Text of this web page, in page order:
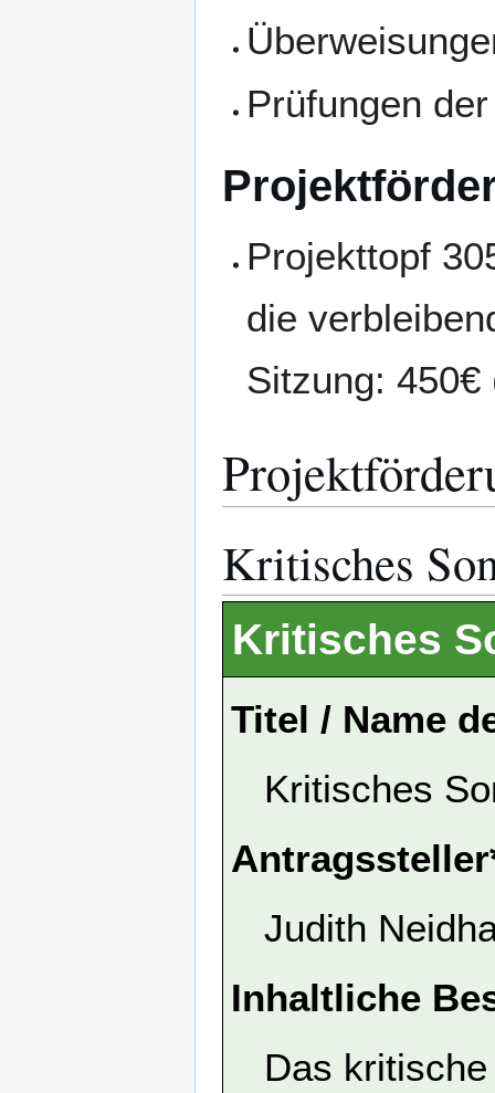
Prüfungen
Projekttopf
die
Sitzung: 450€
Kritisches
Kritisches
Titel / Name
Kritisches
Judith
Inhaltliche
Das